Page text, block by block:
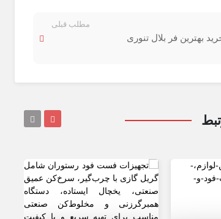
مطلب قبلی
بهترین فر بلال تنوری